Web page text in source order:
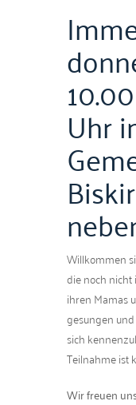
Uhr
Willkom­men
die noch
ihren Mamas
gesun­gen
sich
Teil­nahme ist
Wir freuen